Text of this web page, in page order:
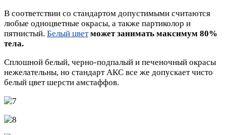
В соответствии со стандартом допустимыми считаются
любые одноцветные окрасы, а также партиколор и
пятнистый. Белый цветможет занимать максимум 80%
тела.
Сплошной белый, черно-подпалый и печеночный окрасы
нежелательны, но стандарт АКС все же допускает чисто
белый цвет шерсти амстаффов.